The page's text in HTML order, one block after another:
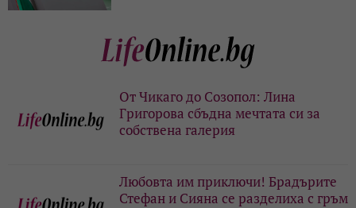
От Чикаго до Созопол: Лина
Григорова сбъдна мечтата си за
собствена галерия
Любовта им приключи! Брадърите
Стефан и Сияна се разделиха с гръм